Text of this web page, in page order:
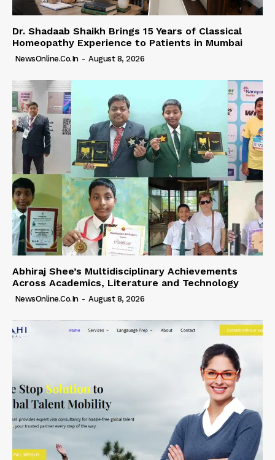
Dr. Shadaab Shaikh Brings 15 Years of Classical
Homeopathy Experience to Patients in Mumbai
NewsOnline.co.in - August 8, 2026
Abhiraj Shee’s Multidisciplinary Achievements
Across Academics, Literature and Technology
NewsOnline.co.in - August 8, 2026